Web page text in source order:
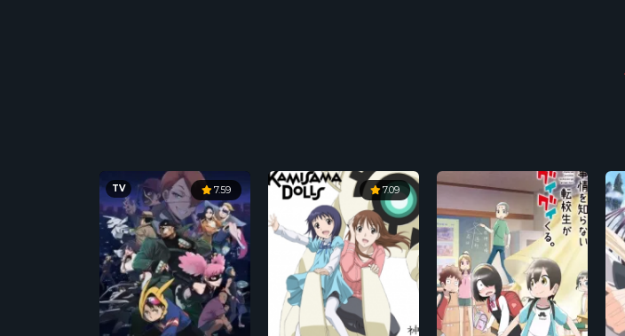
7.09
7.59
TV